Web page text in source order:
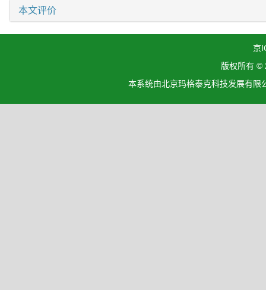
本文评价
京
版权所有 ©
本系统由北京玛格泰克科技发展有